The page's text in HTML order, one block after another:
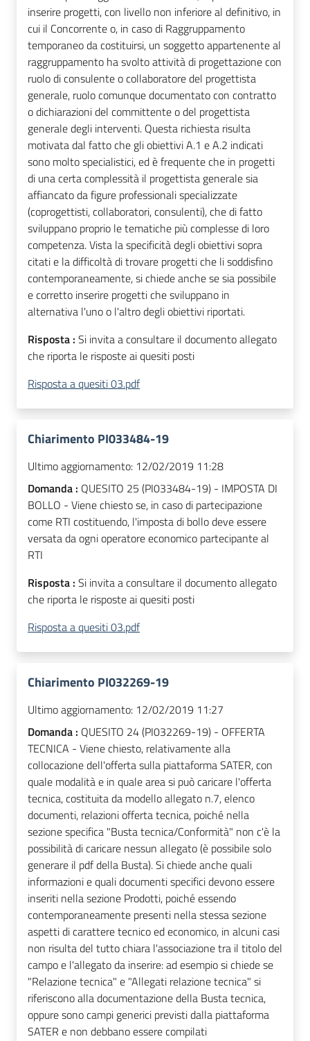
inserire progetti, con livello non inferiore al definitivo, in
cui il Concorrente o, in caso di Raggruppamento
temporaneo da costituirsi, un soggetto appartenente al
raggruppamento ha svolto attività di progettazione con
ruolo di consulente o collaboratore del progettista
generale, ruolo comunque documentato con contratto
o dichiarazioni del committente o del progettista
generale degli interventi. Questa richiesta risulta
motivata dal fatto che gli obiettivi A.1 e A.2 indicati
sono molto specialistici, ed è frequente che in progetti
di una certa complessità il progettista generale sia
affiancato da figure professionali specializzate
(coprogettisti, collaboratori, consulenti), che di fatto
sviluppano proprio le tematiche più complesse di loro
competenza. Vista la specificità degli obiettivi sopra
citati e la difficoltà di trovare progetti che li soddisfino
contemporaneamente, si chiede anche se sia possibile
e corretto inserire progetti che sviluppano in
alternativa l'uno o l'altro degli obiettivi riportati.
Risposta : Si invita a consultare il documento allegato
che riporta le risposte ai quesiti posti
Risposta a quesiti 03.pdf
Chiarimento PI033484-19
Ultimo aggiornamento: 12/02/2019 11:28
Domanda : QUESITO 25 (PI033484-19) - IMPOSTA DI
BOLLO - Viene chiesto se, in caso di partecipazione
come RTI costituendo, l'imposta di bollo deve essere
versata da ogni operatore economico partecipante al
RTI
Risposta : Si invita a consultare il documento allegato
che riporta le risposte ai quesiti posti
Risposta a quesiti 03.pdf
Chiarimento PI032269-19
Ultimo aggiornamento: 12/02/2019 11:27
Domanda : QUESITO 24 (PI032269-19) - OFFERTA
TECNICA - Viene chiesto, relativamente alla
collocazione dell'offerta sulla piattaforma SATER, con
quale modalità e in quale area si può caricare l'offerta
tecnica, costituita da modello allegato n.7, elenco
documenti, relazioni offerta tecnica, poiché nella
sezione specifica "Busta tecnica/Conformità" non c'è la
possibilità di caricare nessun allegato (è possibile solo
generare il pdf della Busta). Si chiede anche quali
informazioni e quali documenti specifici devono essere
inseriti nella sezione Prodotti, poiché essendo
contemporaneamente presenti nella stessa sezione
aspetti di carattere tecnico ed economico, in alcuni casi
non risulta del tutto chiara l'associazione tra il titolo del
campo e l'allegato da inserire: ad esempio si chiede se
"Relazione tecnica" e "Allegati relazione tecnica" si
riferiscono alla documentazione della Busta tecnica,
oppure sono campi generici previsti dalla piattaforma
SATER e non debbano essere compilati